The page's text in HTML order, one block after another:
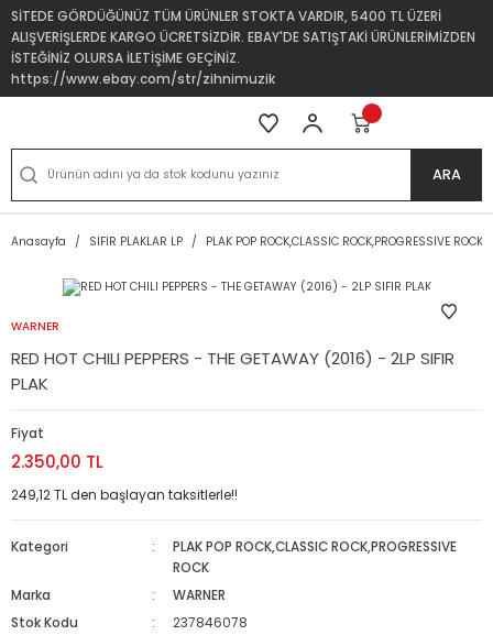
SİTEDE GÖRDÜĞÜNÜZ TÜM ÜRÜNLER STOKTA VARDIR, 5400 TL ÜZERİ
ALIŞVERİŞLERDE KARGO ÜCRETSİZDİR. EBAY'DE SATIŞTAKİ ÜRÜNLERİMİZDEN
İSTEĞİNİZ OLURSA İLETİŞİME GEÇİNİZ.
https://www.ebay.com/str/zihnimuzik
ARA
Anasayfa SIFIR PLAKLAR LP PLAK POP ROCK,CLASSIC ROCK,PROGRESSIVE ROCK
WARNER
RED HOT CHILI PEPPERS - THE GETAWAY (2016) - 2LP SIFIR
PLAK
Fiyat
2.350,00 TL
249,12 TL den başlayan taksitlerle!!
Kategori
PLAK POP ROCK,CLASSIC ROCK,PROGRESSIVE
ROCK
Marka
WARNER
Stok Kodu
237846078